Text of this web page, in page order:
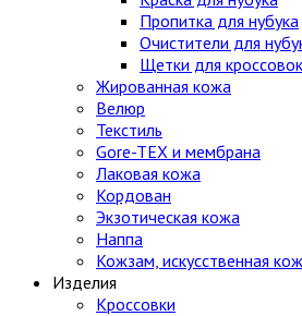
Пропитка для нубука
Очистители для
Щетки для кроссовок
Жированная кожа
Велюр
Текстиль
Gore-TEX и мембрана
Лаковая кожа
Кордован
Экзотическая кожа
Наппа
Кожзам, искусственная
Изделия
Кроссовки